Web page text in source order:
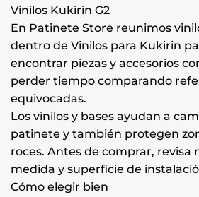
tiene
múltiples
variantes.
opciones
se
pueden
elegir
página
de
producto
Vinilos Kukirin G2
En Patinete Store reunimos
dentro de Vinilos para Kukirin
encontrar piezas y accesorios
perder tiempo comparando
equivocadas.
Los vinilos y bases ayudan a
patinete y también protegen
roces. Antes de comprar, revisa
medida y superficie de
Cómo elegir bien